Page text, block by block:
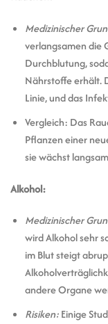
Medizinischer
verlangsamen die
Durchblutung,
Nährstoffe erhält.
Linie, und das
Vergleich: Das
Pflanzen einer
sie wächst
Alkohol:
Medizinischer
wird Alkohol sehr
im Blut steigt
andere Organe
Risiken:Einige